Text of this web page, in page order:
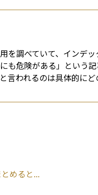
を調べていて、インデ
にも危険がある」という
言われるのは具体的に
めると...